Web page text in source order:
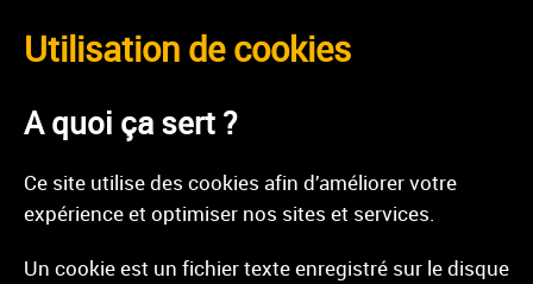
Utilisation de cookies
A quoi ça sert ?
Ce site utilise des cookies afin d’améliorer votre
expérience et optimiser nos sites et services.
Un cookie est un fichier texte enregistré sur le disque